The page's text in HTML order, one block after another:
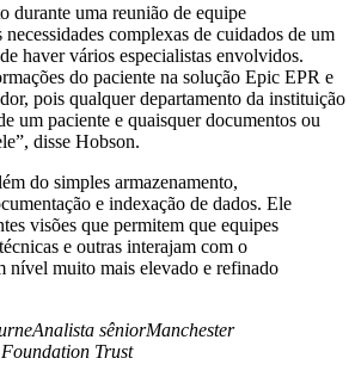
durante uma reunião de equipe
complexas de cuidados de um
haver vários especialistas envolvidos.
do paciente na solução Epic EPR e
pois qualquer departamento da instituição
um paciente e quaisquer documentos ou
disse Hobson.
do simples armazenamento,
e indexação de dados. Ele
visões que permitem que equipes
e outras interajam com o
nível muito mais elevado e refinado
sêniorManchester
Trust